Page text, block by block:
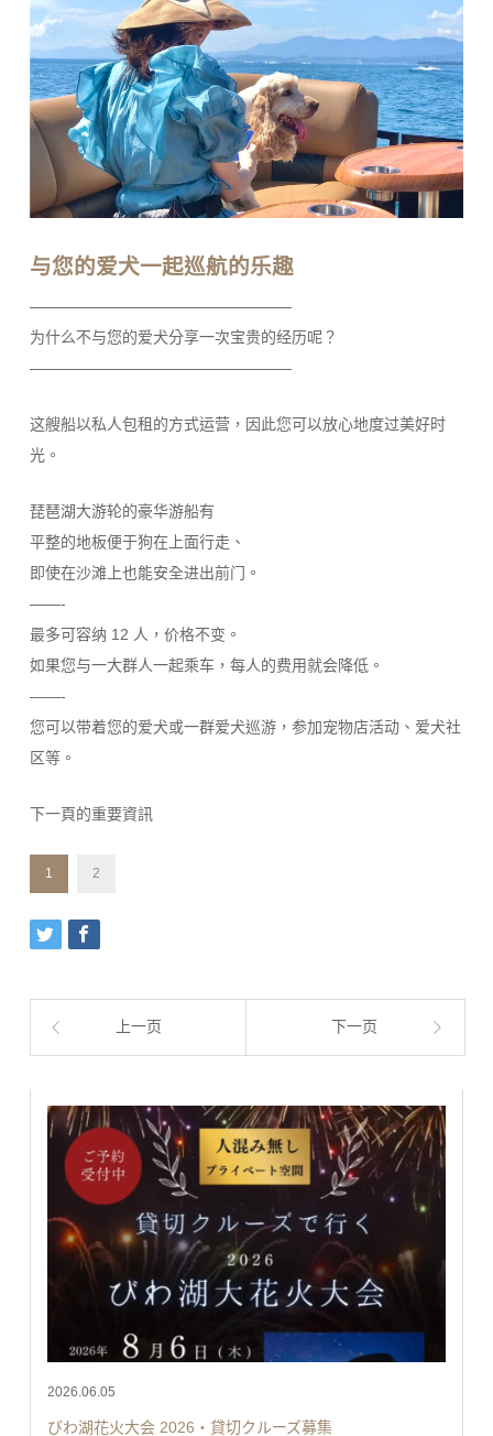
与您的爱犬一起巡航的乐趣
—————————————————
为什么不与您的爱犬分享一次宝贵的经历呢？
—————————————————
这艘船以私人包租的方式运营，因此您可以放心地度过美好时
光。
琵琶湖大游轮的豪华游船有
平整的地板便于狗在上面行走、
即使在沙滩上也能安全进出前门。
——-
最多可容纳 12 人，价格不变。
如果您与一大群人一起乘车，每人的费用就会降低。
——-
您可以带着您的爱犬或一群爱犬巡游，参加宠物店活动、爱犬社
区等。
下一頁的重要資訊
1 2
上一页 下一页
2026.06.05
びわ湖花火大会 2026・貸切クルーズ募集